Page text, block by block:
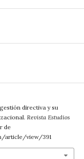
directiva y su
Revista Estudios
de
article/view/391